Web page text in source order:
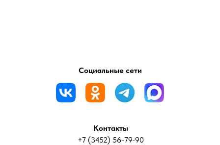
Контакты
+7 (3452) 56-79-90
Социальные сети